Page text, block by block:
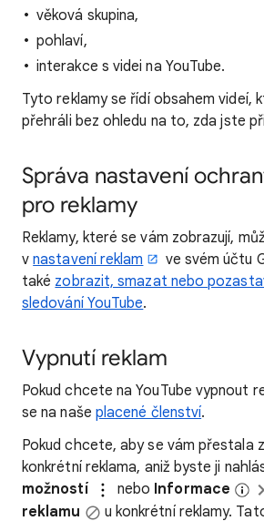
věková skupina,
pohlaví,
interakce s videi na YouTube.
Tyto reklamy se řídí obsahem videí,
přehráli bez ohledu na to, zda jste
Správa nastavení
pro reklamy
Reklamy, které se vám zobrazují,
vnastavení reklam
ve svém účtu
také zobrazit, smazat nebo
sledování YouTube.
Vypnutí reklam
Pokud chcete na YouTube vypnout
se na naše placené členství.
Pokud chcete, aby se vám přestala
konkrétní reklama, aniž byste ji
možností
nebo Informace
reklamu
u konkrétní reklamy.